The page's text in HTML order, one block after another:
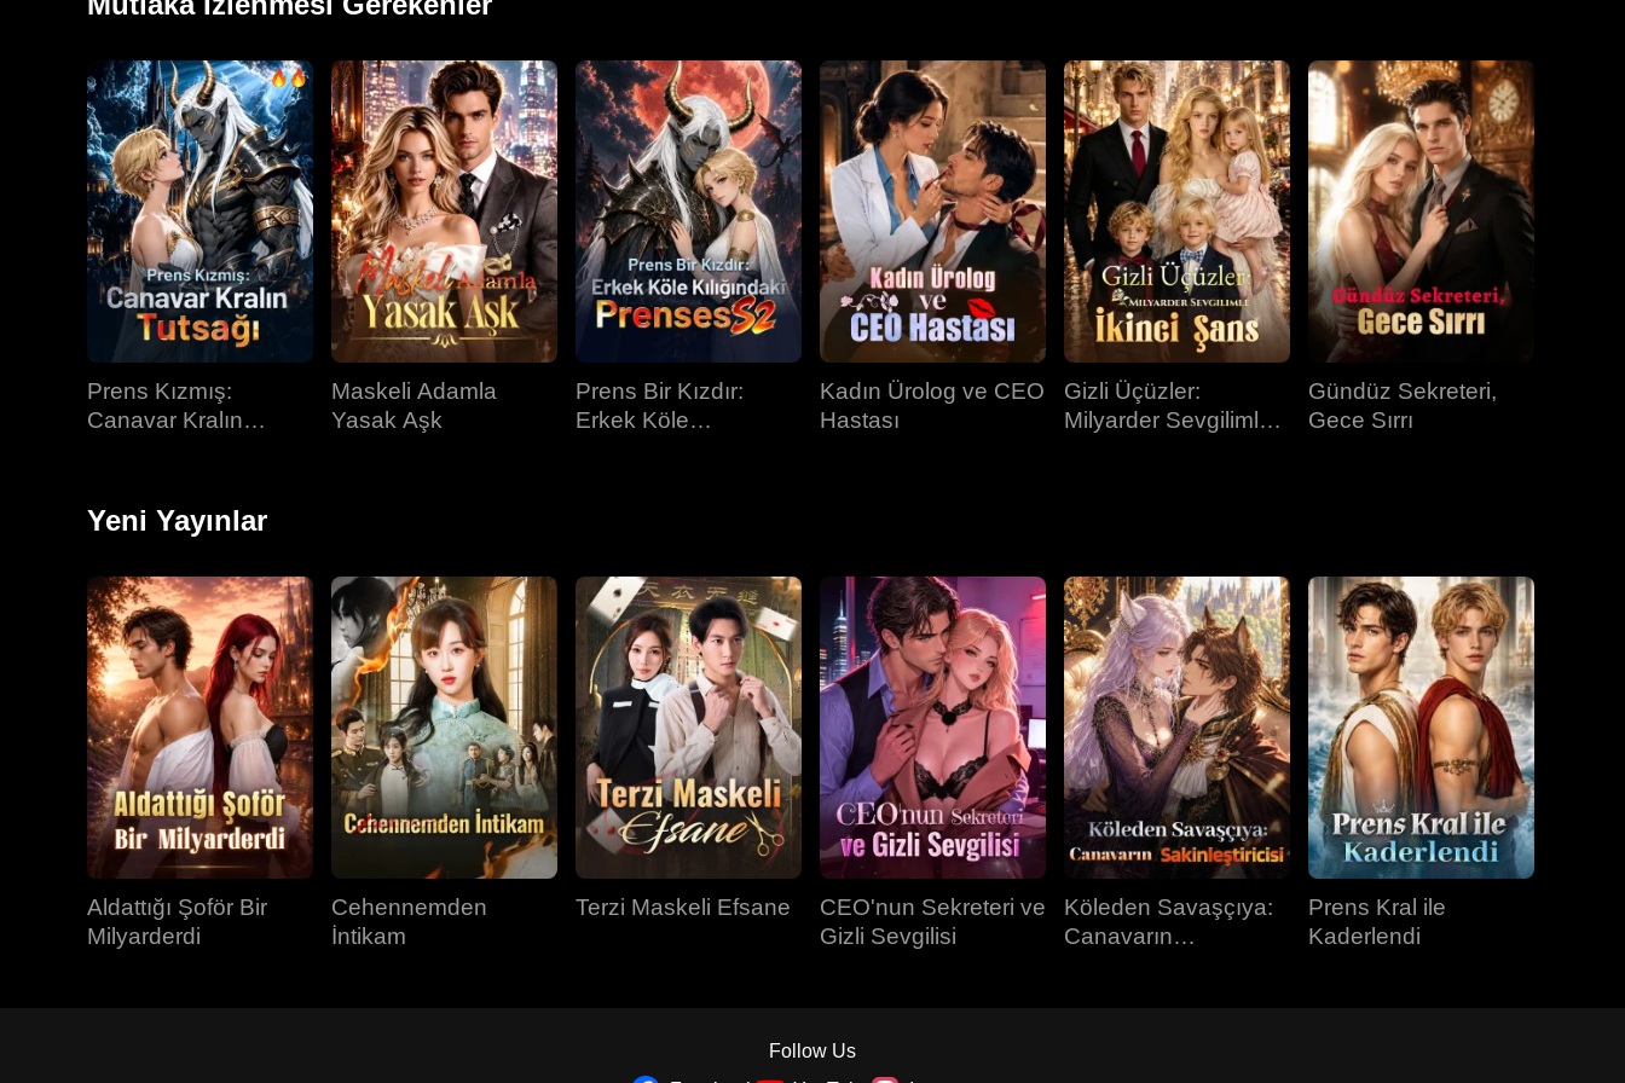
34.bölüm 35.bölüm 36.bölüm
37.bölüm 38.bölüm
40.bölüm
Prens Kızmış:
Canavar Kralın
Maskeli Adamla
Yasak Aşk
Prens Bir Kızdır:
Erkek Köle
Kadın Ürolog ve CEO
Hastası
Gizli Üçüzler:
Milyarder Sevgilimle
Gündüz Sekreteri,
Gece Sırrı
Yeni Yayınlar
Aldattığı Şoför Bir
Milyarderdi
Cehennemden
İntikam
Terzi Maskeli Efsane
CEO'nun Sekreteri ve
Gizli Sevgilisi
Köleden Savaşçıya:
Canavarın
Prens Kral ile
Kaderlendi
Follow Us